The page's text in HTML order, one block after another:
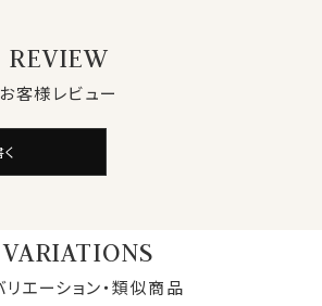
としたボタンダウンシャツとは違い
す。
！
カフスボタンも使えるコンバーチ
タンの上品なアクセントとオシャレ
： 30cm/ 肩幅 ：40cm
参考下さい
REVIEW
お客様レビュー
VARIATIONS
リエーション・類似商品